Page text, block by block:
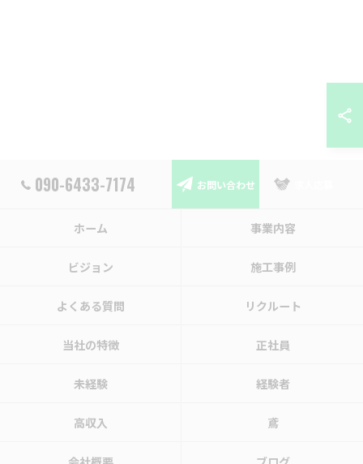
090-6433-7174 お問い合わせ
ホーム 事業内容
ビジョン 施工事例
よくある質問 リクルート
当社の特徴 正社員
未経験 経験者
高収入 鳶